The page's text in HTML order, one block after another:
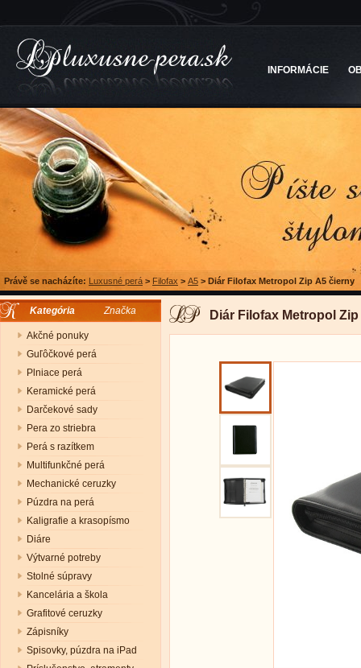
INFORMÁCIE
Právě se nacházíte: Luxusné perá > Filofax > A5 > Diár Filofax Metropol Zip A5 čierny
Kategória Značka
Akčné ponuky
Guľôčkové perá
Plniace perá
Keramické perá
Darčekové sady
Pera zo striebra
Perá s razítkem
Multifunkčné perá
Mechanické ceruzky
Púzdra na perá
Kaligrafie a krasopísmo
Diáre
Výtvarné potreby
Stolné súpravy
Kancelária a škola
Grafitové ceruzky
Zápisníky
Spisovky, púzdra na iPad
Diár Filofax Metropol